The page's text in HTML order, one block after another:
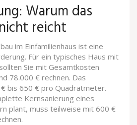
Warum das
reicht
im Einfamilienhaus ist eine
Für ein typisches Haus mit
Sie mit Gesamtkosten
78.000 € rechnen. Das
bis 650 € pro Quadratmeter.
Kernsanierung eines
plant, muss teilweise mit 600 €